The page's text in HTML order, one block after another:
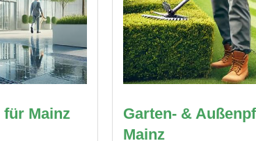
für Mainz
Garten- &
Mainz